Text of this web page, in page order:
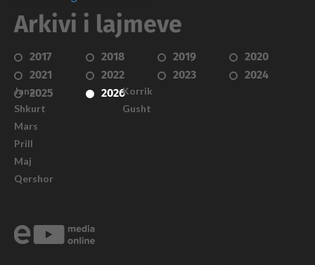
Arkivi i lajmeve
2017 2018 2019
2020
2021
2022 2023
2024
2025
2026
Janar
Shkurt
Mars
Prill
Maj
Qershor
Korrik
Gusht